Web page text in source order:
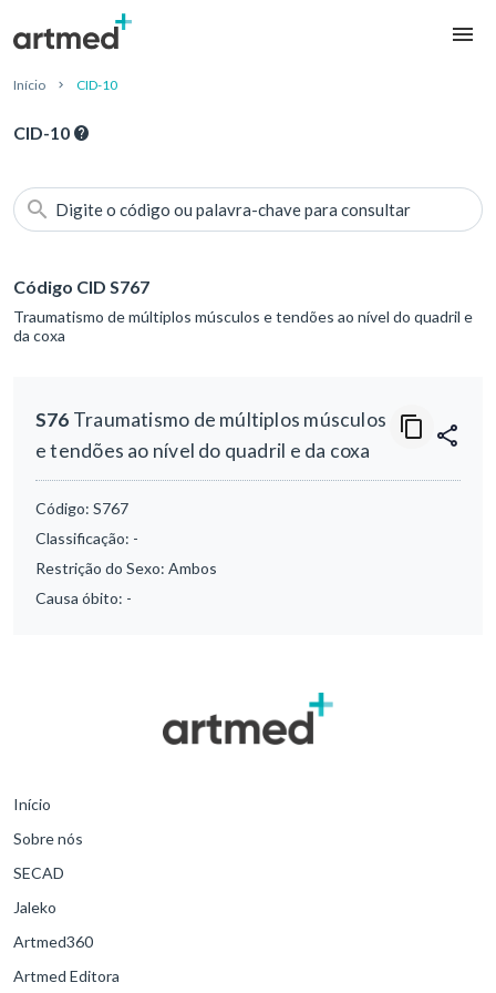
Início CID-10
CID-10
Digite o código ou palavra-chave para consultar
Código CID S767
Traumatismo de múltiplos músculos e tendões ao nível do quadril e
da coxa
S76 Traumatismo de múltiplos músculos
e tendões ao nível do quadril e da coxa
Código: S767
Classificação: -
Restrição do Sexo: Ambos
Causa óbito: -
Início
Sobre nós
SECAD
Jaleko
Artmed360
Artmed Editora